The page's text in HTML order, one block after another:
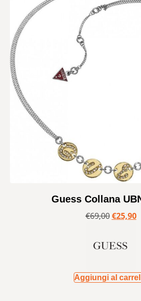
Guess Collana
€69,00 €25,90
Aggiungi al